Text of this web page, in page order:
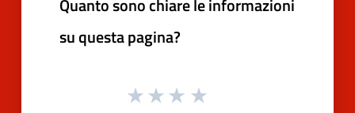
su questa pagina?